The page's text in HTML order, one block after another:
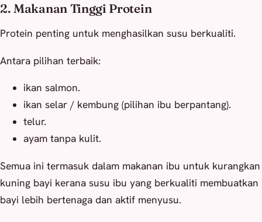
2. Makanan Tinggi Protein
Protein penting untuk menghasilkan susu berkualiti.
Antara pilihan terbaik:
ikan salmon.
ikan selar / kembung (pilihan ibu berpantang).
telur.
ayam tanpa kulit.
Semua ini termasuk dalam makanan ibu untuk kurangkan
kuning bayi kerana susu ibu yang berkualiti membuatkan
bayi lebih bertenaga dan aktif menyusu.